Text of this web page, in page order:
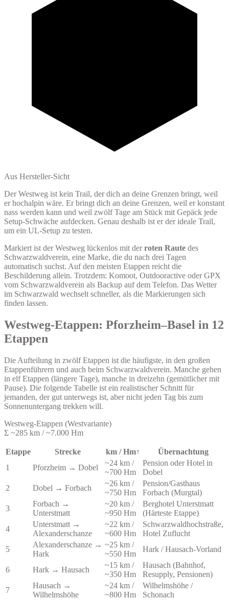
Aus Hersteller-Sicht
Der Westweg ist kein Trail, der dich an deine Grenzen bringt, weil
er hochalpin wäre. Er bringt dich an deine Grenzen, weil er konstant
nass werden kann und weil zwölf Tage am Stück mit Gepäck jede
Setup-Schwäche aufdecken. Genau deshalb ist er der ideale Trail,
um ein UL-Setup zu testen.
Markiert ist der Westweg lückenlos mit derroten Raute des
Schwarzwaldverein, eine Marke, die du nach drei Tagen
automatisch suchst. Auf den meisten Etappen reicht die
Beschilderung allein. Trotzdem: Komoot, Outdooractive oder GPX
vom Schwarzwaldverein als Backup auf dem Telefon. Das Wetter
im Schwarzwald wechselt schneller, als die Markierungen sich
finden lassen.
Westweg-Etappen: Pforzheim–Basel in 12
Etappen
Die Aufteilung in zwölf Etappen ist die häufigste, in den großen
Etappenführern und auch beim Schwarzwaldverein. Manche gehen
in elf Etappen (längere Tage), manche in dreizehn (gemütlicher mit
Pause). Die folgende Tabelle ist ein realistischer Schnitt für
jemanden, der gut unterwegs ist, aber nicht jeden Tag bis zum
Sonnenuntergang trekken will.
Westweg-Etappen (Westvariante)
Σ ~285 km / ~7.000 Hm
Etappe Strecke km / Hm↑
Übernachtung
1
Pforzheim → Dobel
~24 km /
~700 Hm
Pension oder Hotel in
Dobel
2
Dobel → Forbach
~26 km /
~750 Hm
Pension/Gasthaus
Forbach (Murgtal)
3
Forbach →
Unterstmatt
~20 km /
~950 Hm
Berghotel Unterstmatt
(Härteste Etappe)
4
Unterstmatt →
Alexanderschanze
~22 km /
~600 Hm
Schwarzwaldhochstraße,
Hotel Zuflucht
5
Alexanderschanze →
Hark
~25 km /
~550 Hm
Hark / Hausach-Vorland
6 Hark → Hausach
~15 km /
~350 Hm
Hausach (Bahnhof,
Resupply, Pensionen)
7
Hausach →
Wilhelmshöhe
~24 km /
~800 Hm
Wilhelmshöhe /
Schonach